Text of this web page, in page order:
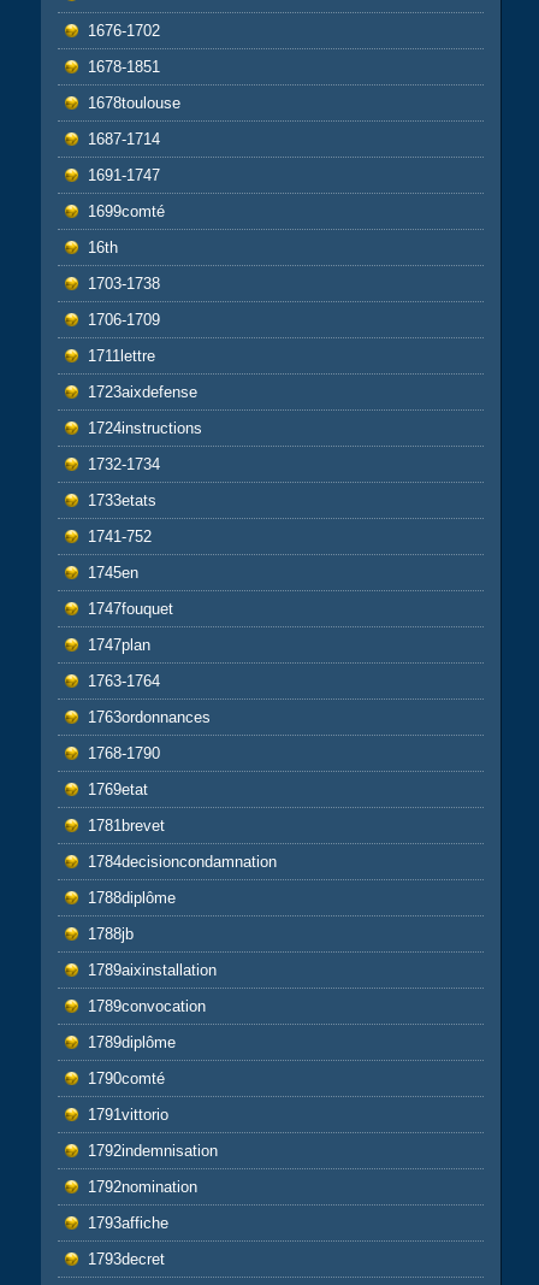
1676-1702
1678-1851
1678toulouse
1687-1714
1691-1747
1699comté
16th
1703-1738
1706-1709
1711lettre
1723aixdefense
1724instructions
1732-1734
1733etats
1741-752
1745en
1747fouquet
1747plan
1763-1764
1763ordonnances
1768-1790
1769etat
1781brevet
1784decisioncondamnation
1788diplôme
1788jb
1789aixinstallation
1789convocation
1789diplôme
1790comté
1791vittorio
1792indemnisation
1792nomination
1793affiche
1793decret